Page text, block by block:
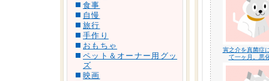
食事
自慢
旅行
手作り
おもちゃ
ペット＆オーナー用グッ
ズ
映画
寅之介を真菌症
て一ヶ月。悪